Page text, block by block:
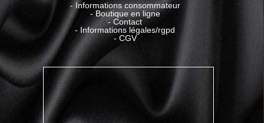
-Informations consommateur
- Boutique en ligne
- Contact
- Informations légales/rgpd
- CGV